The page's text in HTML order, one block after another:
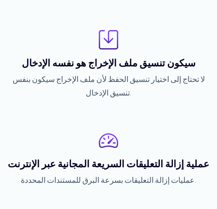
سيكون تنسيق ملف الإخراج هو نفسه الإدخال
لا تحتاج إلى اختيار تنسيق الحفظ لأن ملف الإخراج سيكون بنفس
تنسيق الإدخال.
عملية إزالة التعليقات السريعة المجانية عبر الإنترنت
عمليات إزالة التعليقات بسرعة البرق للمستندات المحددة.